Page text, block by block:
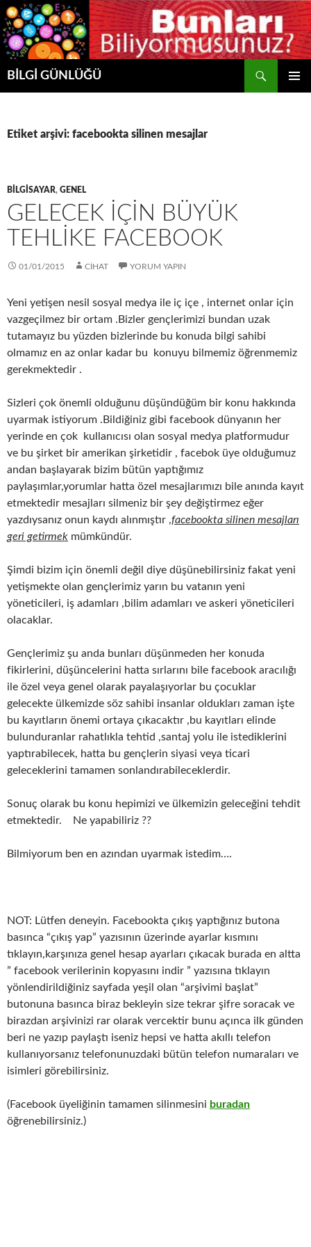
BİLGİ GÜNLÜĞÜ
Ara
Etiket arşivi: facebookta silinen mesajlar
BILGISAYAR, GENEL
GELECEK İÇİN BÜYÜK
TEHLİKE FACEBOOK
01/01/2015 CIHAT YORUM YAPIN
Yeni yetişen nesil sosyal medya ile iç içe , internet onlar için
vazgeçilmez bir ortam .Bizler gençlerimizi bundan uzak
tutamayız bu yüzden bizlerinde bu konuda bilgi sahibi
olmamız en az onlar kadar bu konuyu bilmemiz öğrenmemiz
gerekmektedir .
Sizleri çok önemli olduğunu düşündüğüm bir konu hakkında
uyarmak istiyorum .Bildiğiniz gibi facebook dünyanın her
yerinde en çok kullanıcısı olan sosyal medya platformudur
ve bu şirket bir amerikan şirketidir , facebok üye olduğumuz
andan başlayarak bizim bütün yaptığımız
paylaşımlar,yorumlar hatta özel mesajlarımızı bile anında kayıt
etmektedir mesajları silmeniz bir şey değiştirmez eğer
yazdıysanız onun kaydı alınmıştır ,facebookta silinen mesajları
geri getirmek mümkündür.
Şimdi bizim için önemli değil diye düşünebilirsiniz fakat yeni
yetişmekte olan gençlerimiz yarın bu vatanın yeni
yöneticileri, iş adamları ,bilim adamları ve askeri yöneticileri
olacaklar.
Gençlerimiz şu anda bunları düşünmeden her konuda
fikirlerini, düşüncelerini hatta sırlarını bile facebook aracılığı
ile özel veya genel olarak payalaşıyorlar bu çocuklar
gelecekte ülkemizde söz sahibi insanlar oldukları zaman işte
bu kayıtların önemi ortaya çıkacaktır ,bu kayıtları elinde
bulunduranlar rahatlıkla tehtid ,santaj yolu ile istediklerini
yaptırabilecek, hatta bu gençlerin siyasi veya ticari
geleceklerini tamamen sonlandırabileceklerdir.
Sonuç olarak bu konu hepimizi ve ülkemizin geleceğini tehdit
etmektedir. Ne yapabiliriz ??
Bilmiyorum ben en azından uyarmak istedim….
NOT: Lütfen deneyin. Facebookta çıkış yaptığınız butona
basınca “çıkış yap” yazısının üzerinde ayarlar kısmını
tıklayın,karşınıza genel hesap ayarları çıkacak burada en altta
” facebook verilerinin kopyasını indir ” yazısına tıklayın
yönlendirildiğiniz sayfada yeşil olan “arşivimi başlat”
butonuna basınca biraz bekleyin size tekrar şifre soracak ve
birazdan arşivinizi rar olarak vercektir bunu açınca ilk günden
beri ne yazıp paylaştı iseniz hepsi ve hatta akıllı telefon
kullanıyorsanız telefonunuzdaki bütün telefon numaraları ve
isimleri görebilirsiniz.
(Facebook üyeliğinin tamamen silinmesini buradan
öğrenebilirsiniz.)